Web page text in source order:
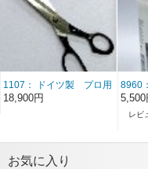
1107： ドイツ製 プロ用
パターンハサミ 鉛線用
18,900円
8960
ト 1
りパ
5,500
レビ
お気に入り